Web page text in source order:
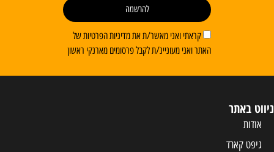
קראתי ואני מאשר/ת את מדיניות הפרטיות של
האתר ואני מעוניינ/ת לקבל פרסומים מארנקי ראשון
להרשמה
ניווט באתר
אודות
גיפט קארד